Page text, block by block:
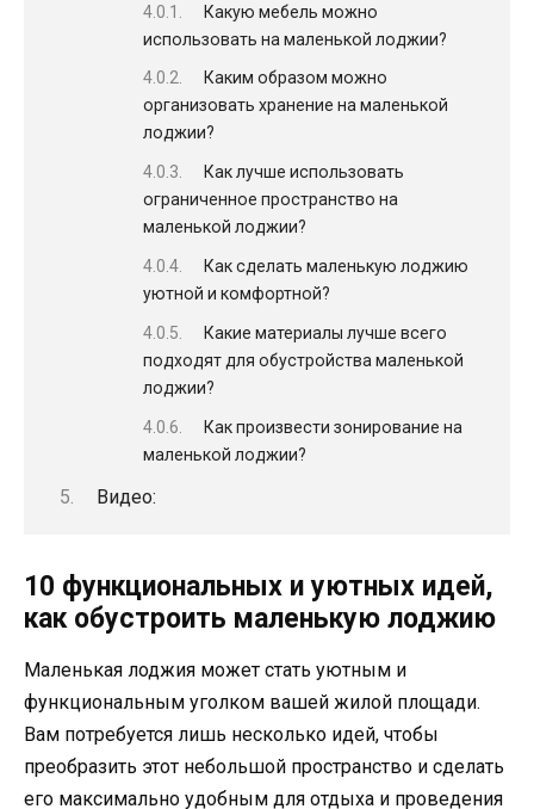
Какую мебель можно
использовать на маленькой лоджии?
Каким образом можно
организовать хранение на маленькой
лоджии?
Как лучше использовать
ограниченное пространство на
маленькой лоджии?
Как сделать маленькую лоджию
уютной и комфортной?
Какие материалы лучше всего
подходят для обустройства маленькой
лоджии?
Как произвести зонирование на
маленькой лоджии?
Видео:
10 функциональных и уютных идей,
как обустроить маленькую лоджию
Маленькая лоджия может стать уютным и
функциональным уголком вашей жилой площади.
Вам потребуется лишь несколько идей, чтобы
преобразить этот небольшой пространство и сделать
его максимально удобным для отдыха и проведения